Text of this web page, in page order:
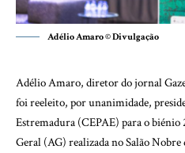
Adélio Amaro © Divulgação
Adélio Amaro, diretor do jornal
foi reeleito, por unanimidade,
Estremadura (CEPAE) para o
Geral (AG) realizada no Salão